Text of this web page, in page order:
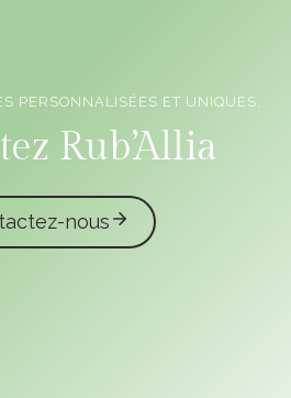
PERSONNALISÉES ET UNIQUES,
Rub’Allia
nous